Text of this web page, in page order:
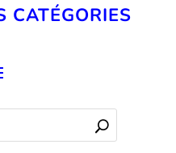
CATÉGORIES